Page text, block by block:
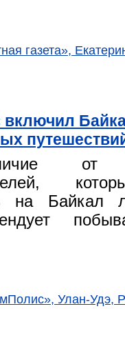
газета»,
от
на Байкал
Улан-Удэ,